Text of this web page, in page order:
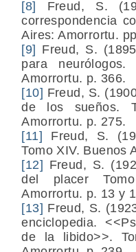
[8] Freud, S.
correspondencia
Aires: Amorrortu.
[9] Freud, S.
para
Amorrortu. p. 366.
[10] Freud, S.
de los sueños.
Amorrortu. p. 275.
[11] Freud, S.
Tomo XIV. Buenos
[12] Freud, S.
del placer
Amorrortu. p. 13 y
[13] Freud, S.
enciclopedia.
de la libido>>.